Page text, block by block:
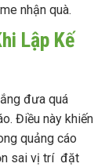
nhận quà.
Lập Kế
đưa quá
Điều này khiến
quảng cáo
sai vị trí đặt